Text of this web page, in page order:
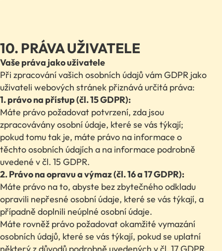
10. PRÁVA UŽIVATELE
Vaše práva jako uživatele
Při zpracování vašich osobních údajů vám GDPR jako
uživateli webových stránek přiznává určitá práva:
1. právo na přístup (čl. 15 GDPR):
Máte právo požadovat potvrzení, zda jsou
zpracovávány osobní údaje, které se vás týkají;
pokud tomu tak je, máte právo na informace o
těchto osobních údajích a na informace podrobně
uvedené v čl. 15 GDPR.
2. Právo na opravu a výmaz (čl. 16 a 17 GDPR):
Máte právo na to, abyste bez zbytečného odkladu
opravili nepřesné osobní údaje, které se vás týkají, a
případně doplnili neúplné osobní údaje.
Máte rovněž právo požadovat okamžité vymazání
osobních údajů, které se vás týkají, pokud se uplatní